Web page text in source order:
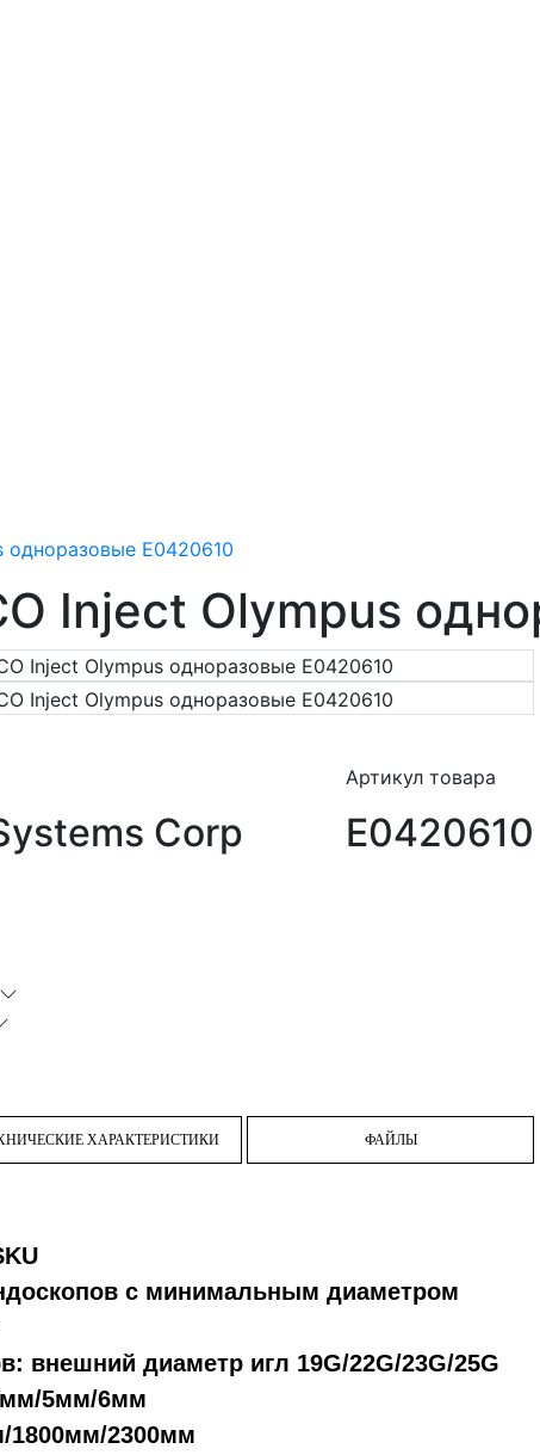
одноразовые E0420610
Inject Olympus
Corp
Артикул товара
E0420610
ХАРАКТЕРИСТИКИ ФАЙЛЫ
с минимальным диаметром
внешний диаметр игл 19G/22G/23G/25G
5мм/6мм
1800мм/2300мм